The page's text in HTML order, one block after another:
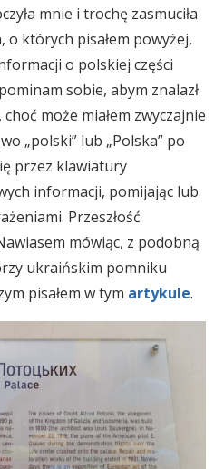
mnie i trochę zasmuciła
o których pisałem powyżej,
o polskiej części
sobie, abym znalazł
może miałem zwyczajnie
„polski” lub „Polska” po
przez klawiatury
informacji, pomijając lub
Przeszłość
mówiąc, z podobną
ukraińskim pomniku
pisałem w tym artykule.